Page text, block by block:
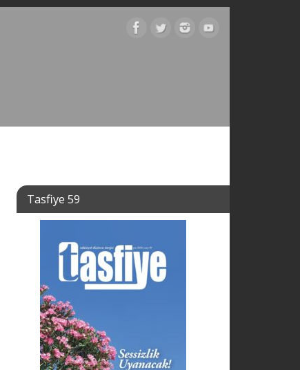
Tasfiye 59